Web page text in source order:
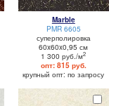
Marble
PMR 6605
суперполировка
60x60x0,95 см
1 300 руб./м2
опт: 815 руб.
крупный опт: по запросу